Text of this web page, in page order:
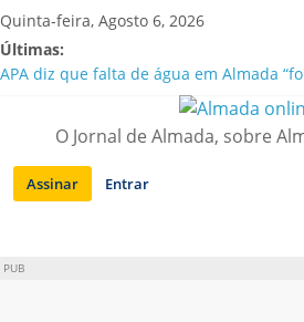
Saltar
para
conteúdo
Quinta-feira, Agosto 6, 2026
Últimas:
APA diz que falta de água em Almada
Laranjeiro | Cultura pop asiática invade
Ponte 25 de Abril celebra 60 anos com
Lisboa e Almada
Situação de alerta em Almada renovada
O Jornal de Almada, sobre
Assinar Entrar
PUB